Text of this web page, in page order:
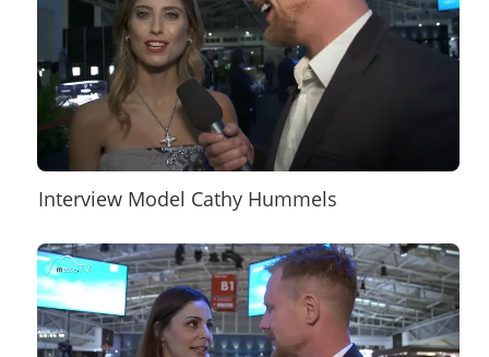
Interview Model Cathy Hummels